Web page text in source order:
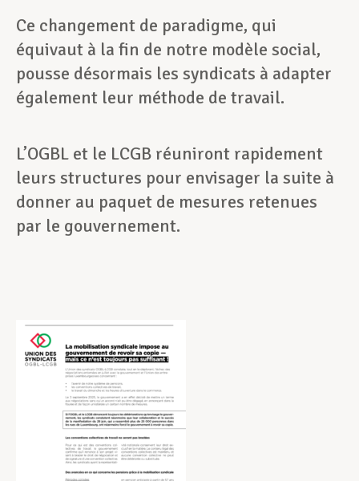
Ce changement de paradigme, qui
équivaut à la fin de notre modèle social,
pousse désormais les syndicats à adapter
également leur méthode de travail.
L’OGBL et le LCGB réuniront rapidement
leurs structures pour envisager la suite à
donner au paquet de mesures retenues
par le gouvernement.